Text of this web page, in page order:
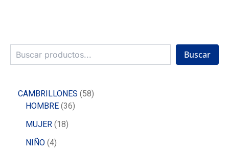
Buscar
CAMBRILLONES 58
HOMBRE 36
MUJER 18
NIÑO 4